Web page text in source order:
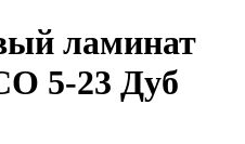
ламинат
5-23 Дуб